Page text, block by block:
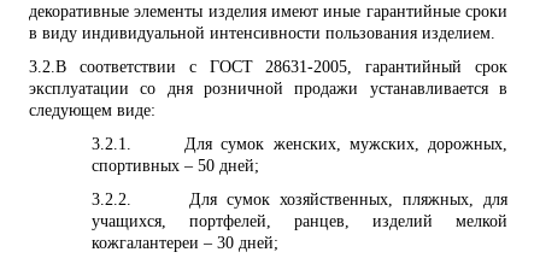
декоративные элементы изделия имеют иные гарантийные сроки
в виду индивидуальной интенсивности пользования изделием.
3.2. В соответствии с ГОСТ 28631-2005, гарантийный срок
эксплуатации со дня розничной продажи устанавливается в
следующем виде:
3.2.1.
Для сумок женских, мужских, дорожных,
спортивных – 50 дней;
3.2.2.
Для сумок хозяйственных, пляжных, для
учащихся, портфелей, ранцев, изделий мелкой
кожгалантереи – 30 дней;